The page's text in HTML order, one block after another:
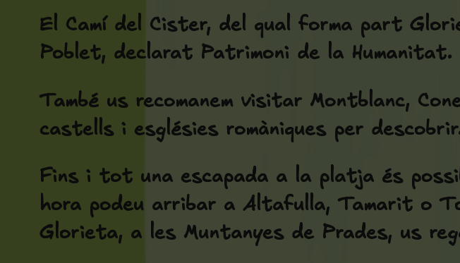
El Camí del Cister, del qual forma part
Poblet, declarat Patrimoni de la Humanitat.
També us recomanem visitar Montblanc,
castells i esglésies romàniques per
Fins i tot una escapada a la platja és
hora podeu arribar a Altafulla, Tamarit o
Glorieta, a les Muntanyes de Prades, us